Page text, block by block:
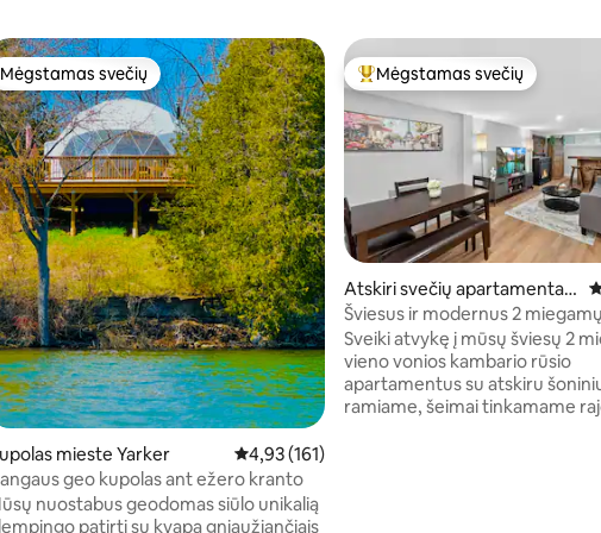
4,96 iš 5, atsiliepimų: 146
Mėgstamas svečių
Mėgstamas svečių
mieste Yarker Vidutinis įvertinimas: 4,93 iš 5, atsiliepimų: 161
4,93 (161)
geo kupolas ant ežero kranto
nuostabus geodomas siūlo unikalią
patirtį su kvapą gniaužiančiais
Svečių mėgstamiausias
Mėgstamas svečių
Atskiri svečių apartamentai
mieste Kingston
Šviesus ir modernus 2
apartamentas | Kaimiškas
automobilių stovėjimo aikštelė
Sveiki atvykę į mūsų šviesų 2
vieno vonios kambario rūsio
apartamentus su atskiru
ramiame, šeimai tinkamame